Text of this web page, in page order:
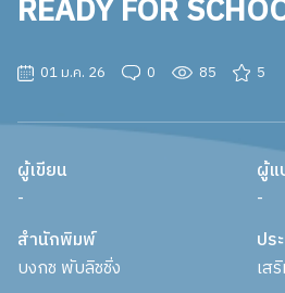
READY FOR
01 ม.ค. 26 0 85 5
ผู้เขียน
-
ผู้แ
-
สำนักพิมพ์
บงกช พับลิชชิ่ง
ปร
เส